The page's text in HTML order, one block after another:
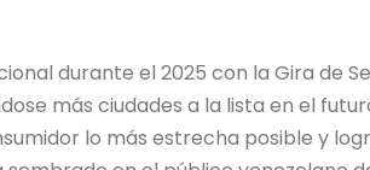
durante el 2025 con la Gira de
más ciudades a la lista en el
lo más estrecha posible y